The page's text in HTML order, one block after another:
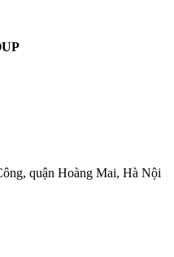
quận Hoàng Mai, Hà Nội